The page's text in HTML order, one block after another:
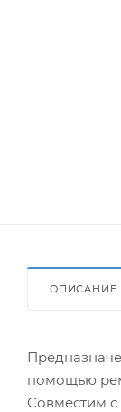
ОПИСАНИЕ
помощью
Совместим